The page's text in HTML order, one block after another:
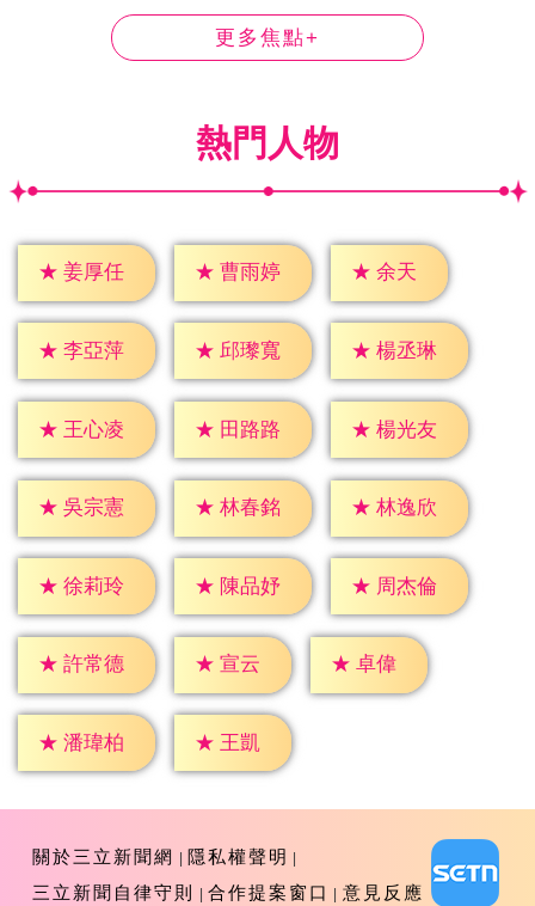
更多焦點+
熱門人物
★ 姜厚任 ★ 曹雨婷 ★ 余天
★ 李亞萍 ★ 邱瓈寬 ★ 楊丞琳
★ 王心凌 ★ 田路路 ★ 楊光友
★ 吳宗憲 ★ 林春銘 ★ 林逸欣
★ 徐莉玲 ★ 陳品妤 ★ 周杰倫
★ 許常德 ★ 宣云 ★ 卓偉
★ 潘瑋柏 ★ 王凱
關於三立新聞網
隱私權聲明
三立新聞自律守則
合作提案窗口 意見反應